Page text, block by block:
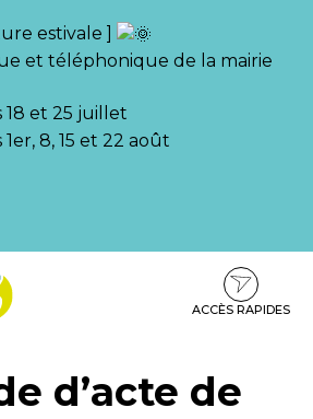
estivale ]
et téléphonique de la mairie
18 et 25 juillet
1er, 8, 15 et 22 août
ACCÈS RAPIDES
d’acte de